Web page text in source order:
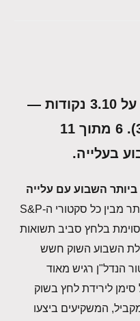
המדד הפנימי שלנו עומד על 3.10 נקודות —
עלייה משבוע שעבר (3.02). 6 מתוך 11
בעלייה.
השבוע עם עלייה
— הביצוע החזק ביותר מבין כל סקטורי ה-S&P
מסוימת בלחץ סביב תשואות
השבוע השוק חשש
הנדל"ן רגיש מאוד
סימן לירידת לחץ בשוק
המשקיעים ביצעו